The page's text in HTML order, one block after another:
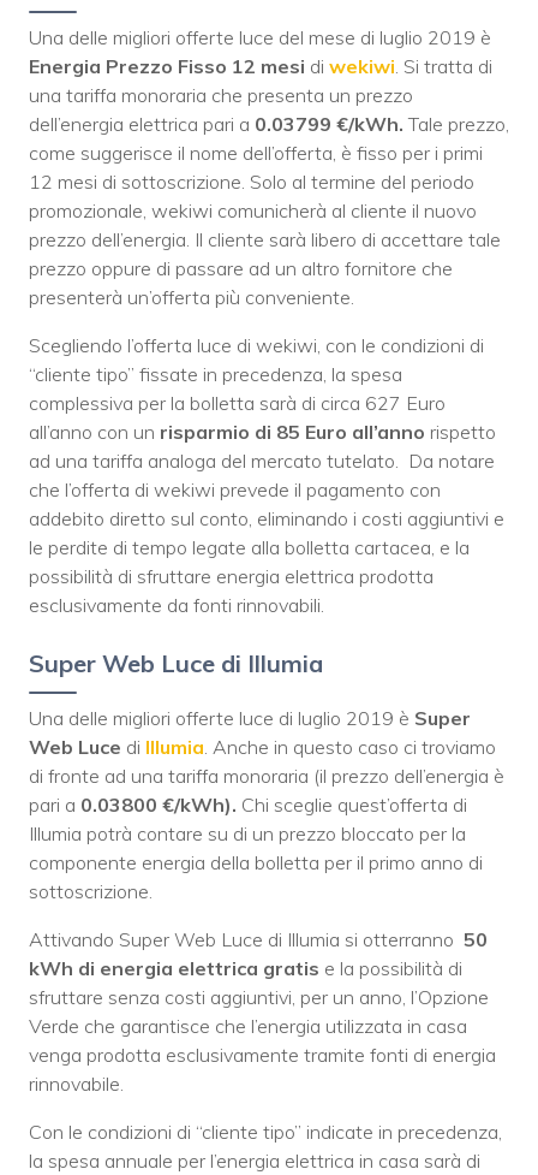
Una delle migliori offerte luce del mese di luglio 2019 è
Energia Prezzo Fisso 12 mesi di wekiwi. Si tratta di
una tariffa monoraria che presenta un prezzo
dell’energia elettrica pari a 0.03799 €/kWh. Tale prezzo,
come suggerisce il nome dell’offerta, è fisso per i primi
12 mesi di sottoscrizione. Solo al termine del periodo
promozionale, wekiwi comunicherà al cliente il nuovo
prezzo dell’energia. Il cliente sarà libero di accettare tale
prezzo oppure di passare ad un altro fornitore che
presenterà un’offerta più conveniente.
Scegliendo l’offerta luce di wekiwi, con le condizioni di
“cliente tipo” fissate in precedenza, la spesa
complessiva per la bolletta sarà di circa 627 Euro
all’anno con un risparmio di 85 Euro all’anno rispetto
ad una tariffa analoga del mercato tutelato. Da notare
che l’offerta di wekiwi prevede il pagamento con
addebito diretto sul conto, eliminando i costi aggiuntivi e
le perdite di tempo legate alla bolletta cartacea, e la
possibilità di sfruttare energia elettrica prodotta
esclusivamente da fonti rinnovabili.
Super Web Luce di Illumia
Una delle migliori offerte luce di luglio 2019 è Super
Web Luce di Illumia. Anche in questo caso ci troviamo
di fronte ad una tariffa monoraria (il prezzo dell’energia è
pari a 0.03800 €/kWh). Chi sceglie quest’offerta di
Illumia potrà contare su di un prezzo bloccato per la
componente energia della bolletta per il primo anno di
sottoscrizione.
Attivando Super Web Luce di Illumia si otterranno 50
kWh di energia elettrica gratis e la possibilità di
sfruttare senza costi aggiuntivi, per un anno, l’Opzione
Verde che garantisce che l’energia utilizzata in casa
venga prodotta esclusivamente tramite fonti di energia
rinnovabile.
Con le condizioni di “cliente tipo” indicate in precedenza,
la spesa annuale per l’energia elettrica in casa sarà di